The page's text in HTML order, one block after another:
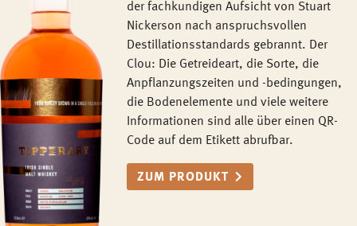
der fachkundigen Aufsicht von Stuart
Nickerson nach anspruchsvollen
Destillationsstandards gebrannt. Der
Clou: Die Getreideart, die Sorte, die
Anpflanzungszeiten und -bedingungen,
die Bodenelemente und viele weitere
Informationen sind alle über einen QR-
Code auf dem Etikett abrufbar.
ZUM PRODUKT​​​​​​​